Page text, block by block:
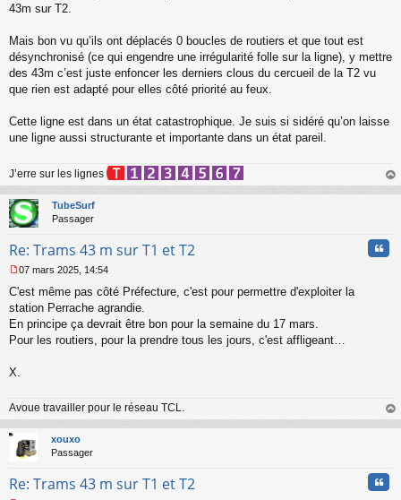
s
g
e
n
o
u
43m sur T2.
Mais bon vu qu’ils ont déplacés 0 boucles de routiers et que tout est
désynchronisé (ce qui engendre une irrégularité folle sur la ligne), y mettre
des 43m c’est juste enfoncer les derniers clous du cercueil de la T2 vu
que rien est adapté pour elles côté priorité au feux.
Cette ligne est dans un état catastrophique. Je suis si sidéré qu’on laisse
une ligne aussi structurante et importante dans un état pareil.
J’erre sur les lignes
au
TubeSurf
Passager
Re: Trams 43 m sur T1 et T2
e
s
s
g
n
l
u
07 mars 2025, 14:54
C'est même pas côté Préfecture, c'est pour permettre d'exploiter la
station Perrache agrandie.
En principe ça devrait être bon pour la semaine du 17 mars.
Pour les routiers, pour la prendre tous les jours, c'est affligeant…
X.
Avoue travailler pour le réseau TCL.
au
xouxo
Passager
Re: Trams 43 m sur T1 et T2